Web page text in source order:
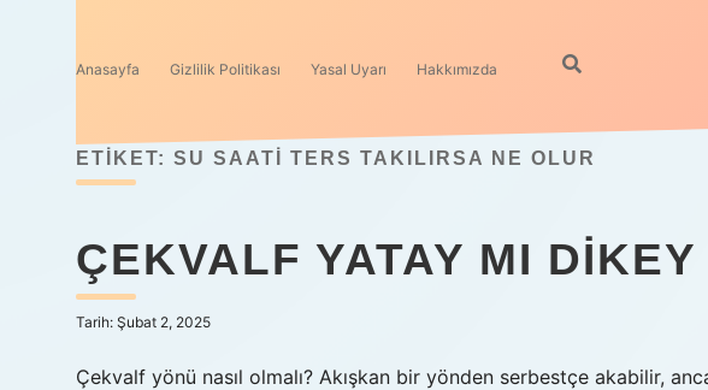
Anasayfa Gizlilik Politikası Yasal Uyarı Hakkımızda
ETIKET: SU SAATI TERS TAKILIRSA NE OLUR
ÇEKVALF YATAY MI DIKEY
Tarih: Şubat 2, 2025
Çekvalf yönü nasıl olmalı? Akışkan bir yönden serbestçe akabilir,